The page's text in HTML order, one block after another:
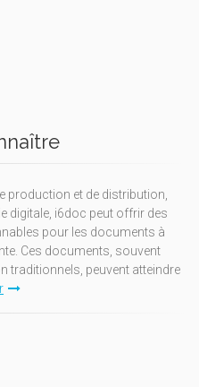
production et de distribution,
digitale, i6doc peut offrir des
pour les documents à
Ces documents, souvent
traditionnels, peuvent atteindre